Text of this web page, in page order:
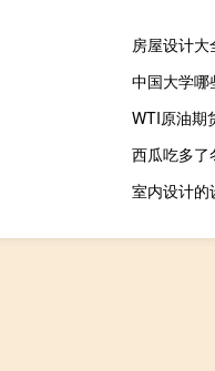
房屋设计大
中国大学哪
WTI原油期
西瓜吃多了
室内设计的